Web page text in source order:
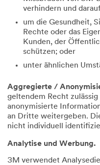
verhindern und
um die Gesundheit,
Rechte oder das
Kunden, der
schützen; oder
unter ähnlichen
Aggregierte /
geltendem Recht
anonymisierte
an Dritte weitergeben.
nicht individuell
Analytise und Werbung.
3M verwendet